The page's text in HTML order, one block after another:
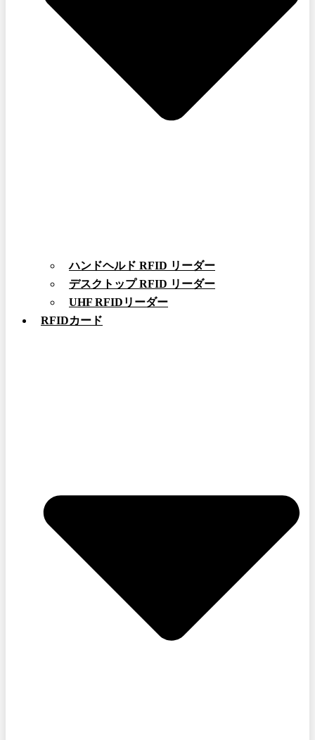
ハンドヘルド RFID リーダー
デスクトップ RFID リーダー
UHF RFIDリーダー
RFIDカード